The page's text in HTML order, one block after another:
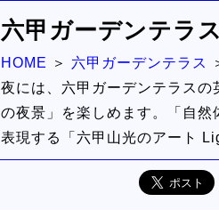
六甲ガーデンテラ
HOME 六甲ガーデンテラス
夜には、六甲ガーデンテラス
の夜景」を楽しめます。「自
表現する「六甲山光のアート